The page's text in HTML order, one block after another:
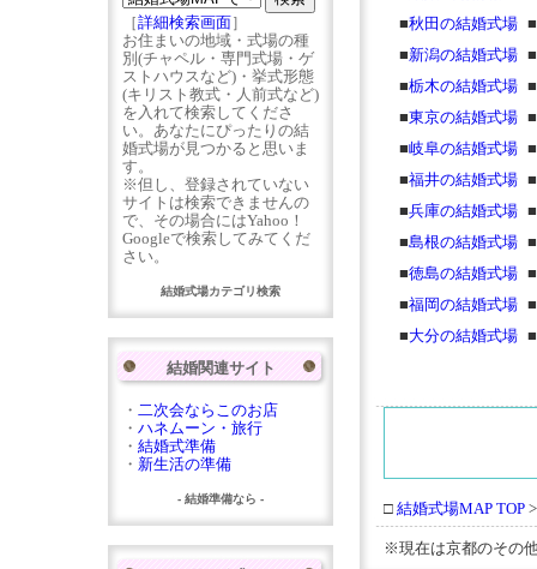
■秋田の結婚式場 ■
■新潟の結婚式場 ■
■栃木の結婚式場 ■
■東京の結婚式場 ■
■岐阜の結婚式場 ■
■福井の結婚式場 ■
■兵庫の結婚式場 ■
■島根の結婚式場 ■
■徳島の結婚式場 ■
■福岡の結婚式場 ■
■大分の結婚式場 ■
□ 結婚式場MAP TOP
※現在は京都のその
［詳細検索画面］
お住まいの地域・式場の種
別(チャペル・専門式場・ゲ
ストハウスなど)・挙式形態
(キリスト教式・人前式など)
を入れて検索してくださ
い。あなたにぴったりの結
婚式場が見つかると思いま
す。
※但し、登録されていない
サイトは検索できませんの
で、その場合にはYahoo！
Googleで検索してみてくだ
さい。
結婚式場カテゴリ検索
結婚関連サイト
・ 二次会ならこのお店
・ ハネムーン・旅行
・ 結婚式準備
・ 新生活の準備
- 結婚準備なら -